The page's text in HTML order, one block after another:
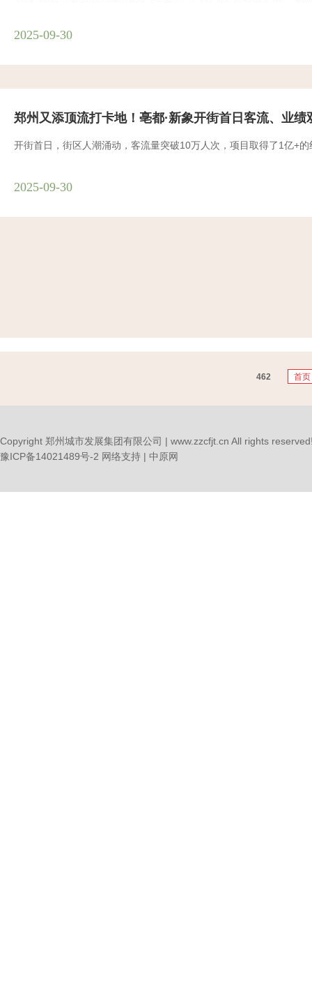
开街首日，街区人潮涌动，客流量突破10万人次，项目取得了1亿+
462 首页
Copyright 郑州城市发展集团有限公司 | www.zzcfjt.cn All rights
豫ICP备14021489号-2 网络支持 | 中原网